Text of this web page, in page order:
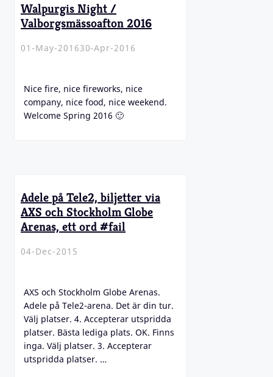
Walpurgis Night /
Valborgsmässoafton 2016
01-May-201630-Apr-2016
Nice fire, nice fireworks, nice
company, nice food, nice weekend.
Welcome Spring 2016 🙂
Adele på Tele2, biljetter via
AXS och Stockholm Globe
Arenas, ett ord #fail
04-Dec-2015
AXS och Stockholm Globe Arenas.
Adele på Tele2-arena. Det är din tur.
Välj platser. 4. Accepterar utspridda
platser. Bästa lediga plats. OK. Finns
inga. Välj platser. 3. Accepterar
utspridda platser. …